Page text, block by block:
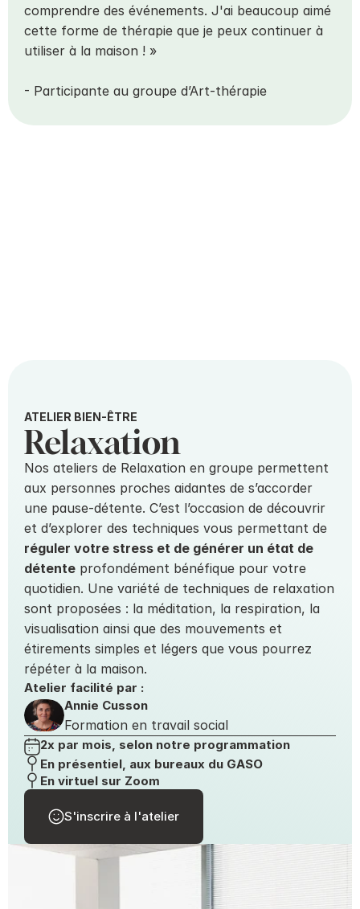
comprendre des événements. J'ai beaucoup aimé
cette forme de thérapie que je peux continuer à
utiliser à la maison ! »
- Participante au groupe d’Art-thérapie
ATELIER BIEN-ÊTRE
Relaxation
Nos ateliers de Relaxation en groupe permettent
aux personnes proches aidantes de s’accorder
une pause-détente. C’est l’occasion de découvrir
réguler votre stress et de générer un état de
détente profondément bénéfique pour votre
quotidien. Une variété de techniques de relaxation
sont proposées : la méditation, la respiration, la
visualisation ainsi que des mouvements et
étirements simples et légers que vous pourrez
répéter à la maison.
Atelier facilité par :
Annie Cusson
Formation en travail social
2x par mois, selon notre programmation
En présentiel, aux bureaux du GASO
En virtuel sur Zoom
S'inscrire à l'atelier